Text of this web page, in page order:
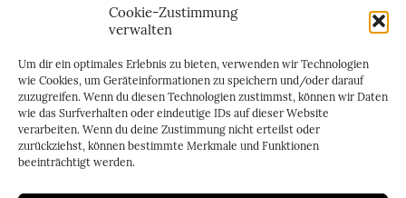
Cookie-Zustimmung
verwalten
Um dir ein optimales Erlebnis zu bieten, verwenden wir Technologien
wie Cookies, um Geräteinformationen zu speichern und/oder darauf
zuzugreifen. Wenn du diesen Technologien zustimmst, können wir Daten
wie das Surfverhalten oder eindeutige IDs auf dieser Website
verarbeiten. Wenn du deine Zustimmung nicht erteilst oder
zurückziehst, können bestimmte Merkmale und Funktionen
beeinträchtigt werden.
Just everything
Just personal
two of us